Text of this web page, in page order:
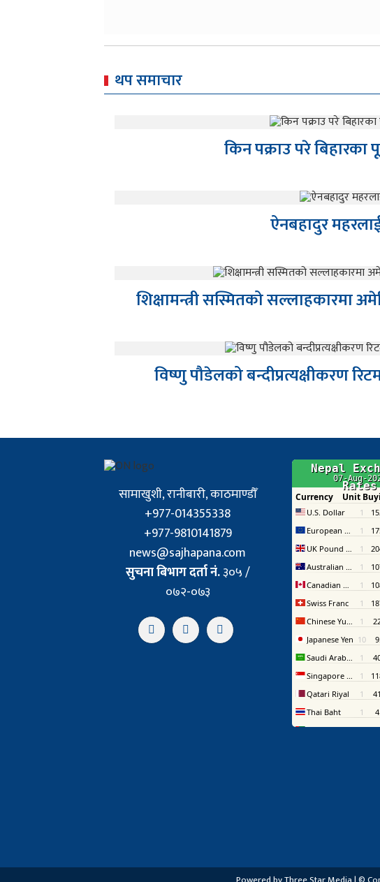
थप समाचार
किन पक्राउ परे बिहारका
ऐनबहादुर
शिक्षामन्त्री सस्मितको सल्लाहकारमा
विष्णु पौडेलको बन्दीप्रत्यक्षीकरण
सामाखुशी, रानीबारी, काठमाण्डौँ
+977-014355338
+977-9810141879
news@sajhapana.com
सुचना बिभाग दर्ता नं.३०५ /
०७२-०७३